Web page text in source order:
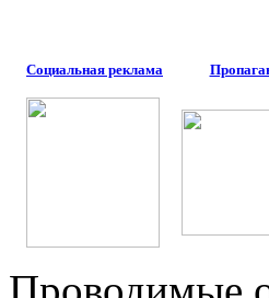
Социальная реклама